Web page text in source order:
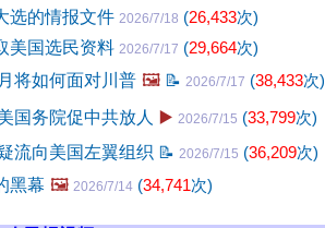
选的情报文件 2026/7/18 (26,433次)
美国选民资料 2026/7/17 (29,664次)
将如何面对川普 🖼️ 📝 2026/7/17 (38,433次)
国务院促中共放人 ▶️ 2026/7/15 (33,799次)
流向美国左翼组织 📝 2026/7/15 (36,209次)
黑幕 🖼️ 2026/7/14 (34,741次)